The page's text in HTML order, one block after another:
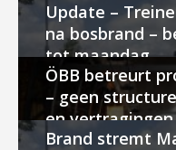
Update –
na bosbrand –
tot maandag
ÖBB betreurt
– geen
en vertragingen
Brand stremt